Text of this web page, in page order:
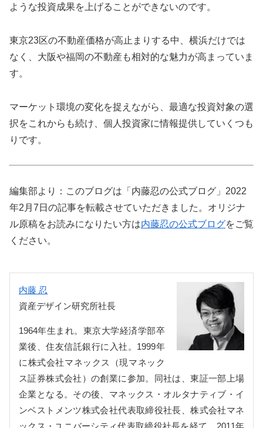
ような投資成果を上げることができないのです。
東京23区の不動産価格が高止まりする中、横浜だけでは
なく、大阪や福岡の不動産も相対的な魅力が高まっていま
す。
マーケット環境の変化を捉えながら、最適な投資対象の選
択をこれからも続け、個人投資家に情報提供していくつも
りです。
編集部より：このブログは「内藤忍の公式ブログ」2022
年2月7日の記事を転載させていただきました。オリジナ
ル原稿をお読みになりたい方は内藤忍の公式ブログをご覧
ください。
内藤 忍
資産デザイン研究所社長
1964年生まれ。東京大学経済学部卒
業後、住友信託銀行に入社。1999年
に株式会社マネックス（現マネック
ス証券株式会社）の創業に参加。同社は、東証一部上場
企業となる。その後、マネックス・オルタナティブ・イ
ンベストメンツ株式会社代表取締役社長、株式会社マネ